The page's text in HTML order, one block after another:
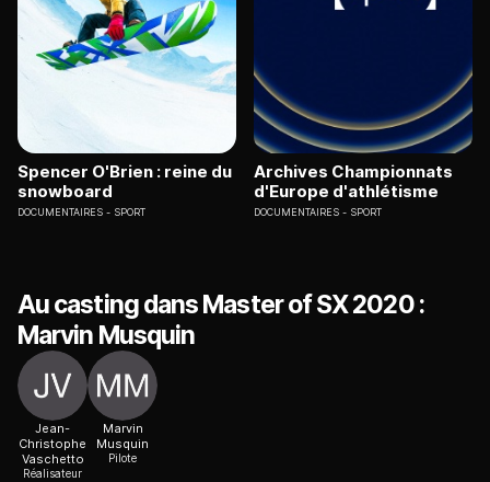
Spencer O'Brien : reine du
snowboard
DOCUMENTAIRES SPORT
Archives Championnats
d'Europe d'athlétisme
DOCUMENTAIRES SPORT
Au casting dans Master of SX 2020 :
Marvin Musquin
Jean-
Christophe
Vaschetto
Réalisateur
Marvin
Musquin
Pilote